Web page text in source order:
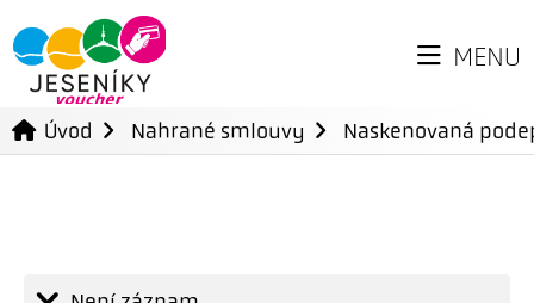
MENU
Úvod Nahrané smlouvy Naskenovaná